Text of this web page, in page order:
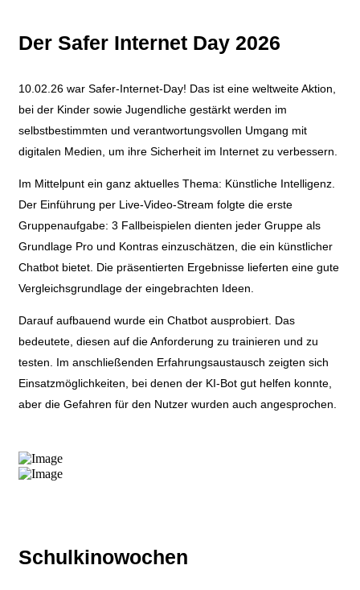
Der Safer Internet Day 2026
10.02.26 war Safer-Internet-Day! Das ist eine weltweite Aktion,
bei der Kinder sowie Jugendliche gestärkt werden im
selbstbestimmten und verantwortungsvollen Umgang mit
digitalen Medien, um ihre Sicherheit im Internet zu verbessern.
Im Mittelpunt ein ganz aktuelles Thema: Künstliche Intelligenz.
Der Einführung per Live-Video-Stream folgte die erste
Gruppenaufgabe: 3 Fallbeispielen dienten jeder Gruppe als
Grundlage Pro und Kontras einzuschätzen, die ein künstlicher
Chatbot bietet. Die präsentierten Ergebnisse lieferten eine gute
Vergleichsgrundlage der eingebrachten Ideen.
Darauf aufbauend wurde ein Chatbot ausprobiert. Das
bedeutete, diesen auf die Anforderung zu trainieren und zu
testen. Im anschließenden Erfahrungsaustausch zeigten sich
Einsatzmöglichkeiten, bei denen der KI-Bot gut helfen konnte,
aber die Gefahren für den Nutzer wurden auch angesprochen.
Schulkinowochen